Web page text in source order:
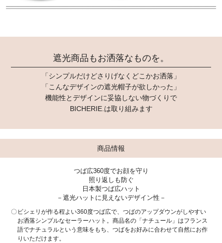
遮光商品もお洒落なものを。
「シンプルだけどさりげなくどこかお洒落」
「こんなデザインの遮光帽子が欲しかった」
機能性とデザインに妥協しない物づくりで
BICHERIE.は取り組みます
商品情報
つば広360度でお顔を守り
照り返しも防ぐ
日本製つば広ハット
－遮光ハットに見えないデザイン性－
ビシェリが作る程よい360度つば広で、つばのアップダウンがしやすい
お洒落シンプルなセーラーハット。商品名の「ナチュール」はフランス
語でナチュラルという意味をもち、つばをお好みに合わせて自然にお作
りいただけます。